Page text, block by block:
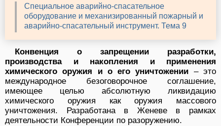
Специальное аварийно-спасательное
оборудование и механизированный пожарный и
аварийно-спасательный инструмент. Тема 9
Конвенция о запрещении разработки,
производства и накопления и применения
химического оружия и о его уничтожении – это
международное безоговорочное соглашение,
имеющее целью абсолютную ликвидацию
химического оружия как оружия массового
уничтожения. Разработана в Женеве в рамках
деятельности Конференции по разоружению.